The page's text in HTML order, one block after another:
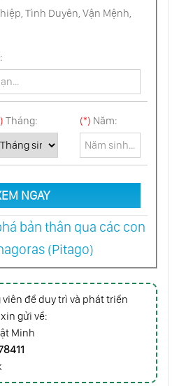
Tinh Và Siêu Tân Tinh Cực Đại Năng
Người Anh Em Song Sinh Của Trái
Trụ Voyager
Kiếm Trí Thông Minh Ngoài Trái
Ngoài Không Gian
Đất Những Cái Bẫy Trọng Lực Của
Tia Gamma Đang Hướng Về Trái Đất
Tình Duyên, Vận Mệnh,
Tháng: (*) Năm:
NGAY
bản thân qua các con
(Pitago)
viên để duy trì và phát triển
gửi về:
Minh